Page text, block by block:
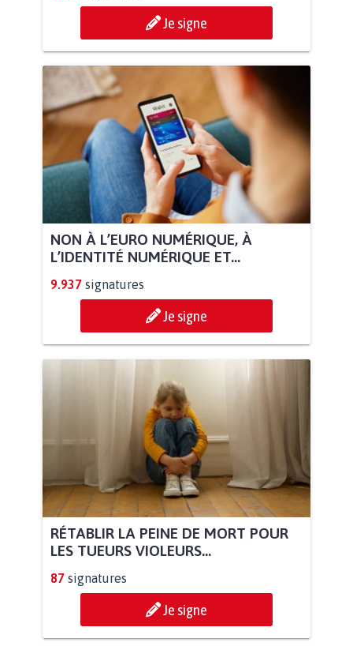
Je signe
NON À L’EURO NUMÉRIQUE, À
L’IDENTITÉ NUMÉRIQUE ET...
9.937 signatures
Je signe
RÉTABLIR LA PEINE DE MORT POUR
LES TUEURS VIOLEURS...
87 signatures
Je signe